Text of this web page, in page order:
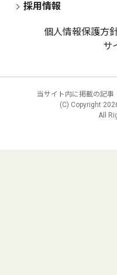
採用情報
個人情報保護方
サ
当サイト内に掲載の記事
(C) Copyright
All